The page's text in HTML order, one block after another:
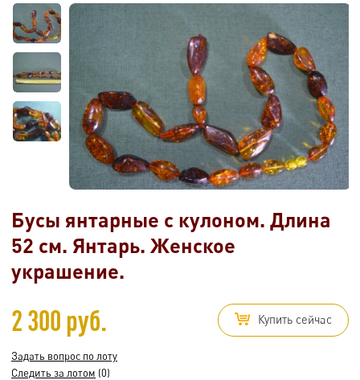
Бусы янтарные с кулоном. Длина
52 см. Янтарь. Женское
украшение.
2 300 руб. Купить сейчас
Задать вопрос по лоту
Следить за лотом (0)